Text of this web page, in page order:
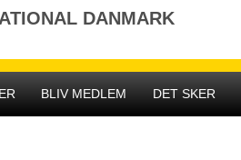
DANMARK
BLIV MEDLEM DET SKER